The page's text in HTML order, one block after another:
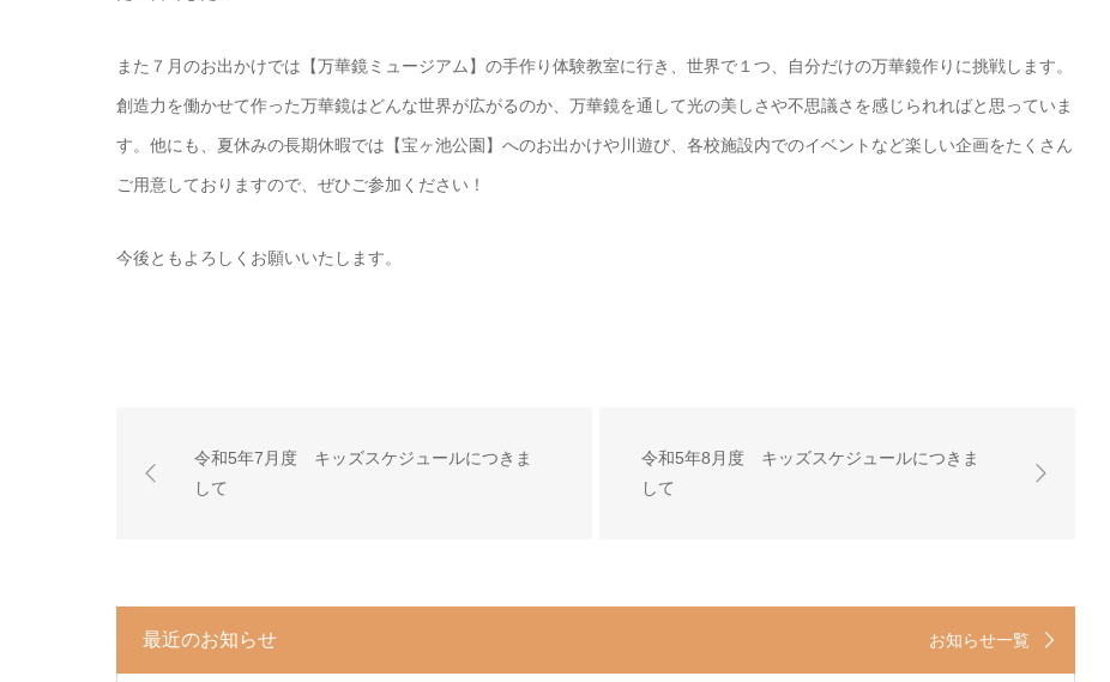
また７月のお出かけでは【万華鏡ミュージアム】の手作り体験教室に行き、世界で１つ、自分だけの万華鏡作りに挑戦します。
創造力を働かせて作った万華鏡はどんな世界が広がるのか、万華鏡を通して光の美しさや不思議さを感じられればと思っていま
す。他にも、夏休みの長期休暇では【宝ヶ池公園】へのお出かけや川遊び、各校施設内でのイベントなど楽しい企画をたくさん
ご用意しておりますので、ぜひご参加ください！
今後ともよろしくお願いいたします。
令和5年7月度 キッズスケジュールにつきま
して
令和5年8月度 キッズスケジュールにつきま
して
最近のお知らせ お知らせ一覧